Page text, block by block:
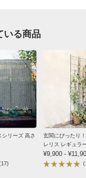
いる商品
シリーズ 高さ
玄関にぴったり
レリス レギュラ
¥9,900 -